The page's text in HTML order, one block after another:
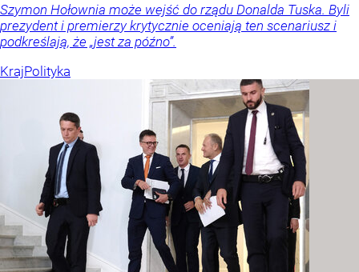
Szymon Hołownia może wejść do rządu Donalda Tuska. Byli
prezydent i premierzy krytycznie oceniają ten scenariusz i
podkreślają, że „jest za późno”.
KrajPolityka